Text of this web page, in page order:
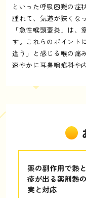
といった呼吸困難の症
腫れて、気道が狭くな
「急性喉頭蓋炎」は
す。これらのポイント
違う」と感じる喉の痛
速やかに耳鼻咽痕科や
薬の副作用で熱
疹が出る薬剤熱
実と対応